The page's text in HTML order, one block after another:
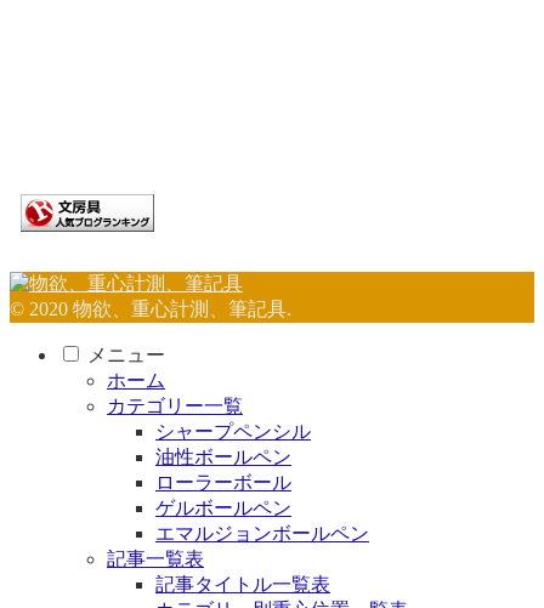
© 2020 物欲、重心計測、筆記具.
メニュー
ホーム
カテゴリー一覧
シャープペンシル
油性ボールペン
ローラーボール
ゲルボールペン
エマルジョンボールペン
記事一覧表
記事タイトル一覧表